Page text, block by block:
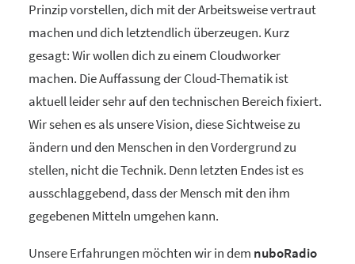
Prinzip vorstellen, dich mit der Arbeitsweise vertraut
machen und dich letztendlich überzeugen. Kurz
gesagt: Wir wollen dich zu einem Cloudworker
machen. Die Auffassung der Cloud-Thematik ist
aktuell leider sehr auf den technischen Bereich fixiert.
Wir sehen es als unsere Vision, diese Sichtweise zu
ändern und den Menschen in den Vordergrund zu
stellen, nicht die Technik. Denn letzten Endes ist es
ausschlaggebend, dass der Mensch mit den ihm
gegebenen Mitteln umgehen kann.
Unsere Erfahrungen möchten wir in dem nuboRadio